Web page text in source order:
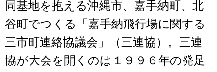
同基地を抱える沖縄市、嘉手納町、北
谷町でつくる「嘉手納飛行場に関する
三市町連絡協議会」（三連協）。三連
協が大会を開くのは１９９６年の発足